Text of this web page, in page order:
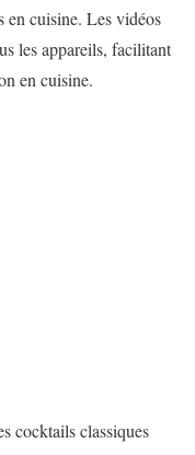
en cuisine. Les vidéos
les appareils, facilitant
en cuisine.
cocktails classiques